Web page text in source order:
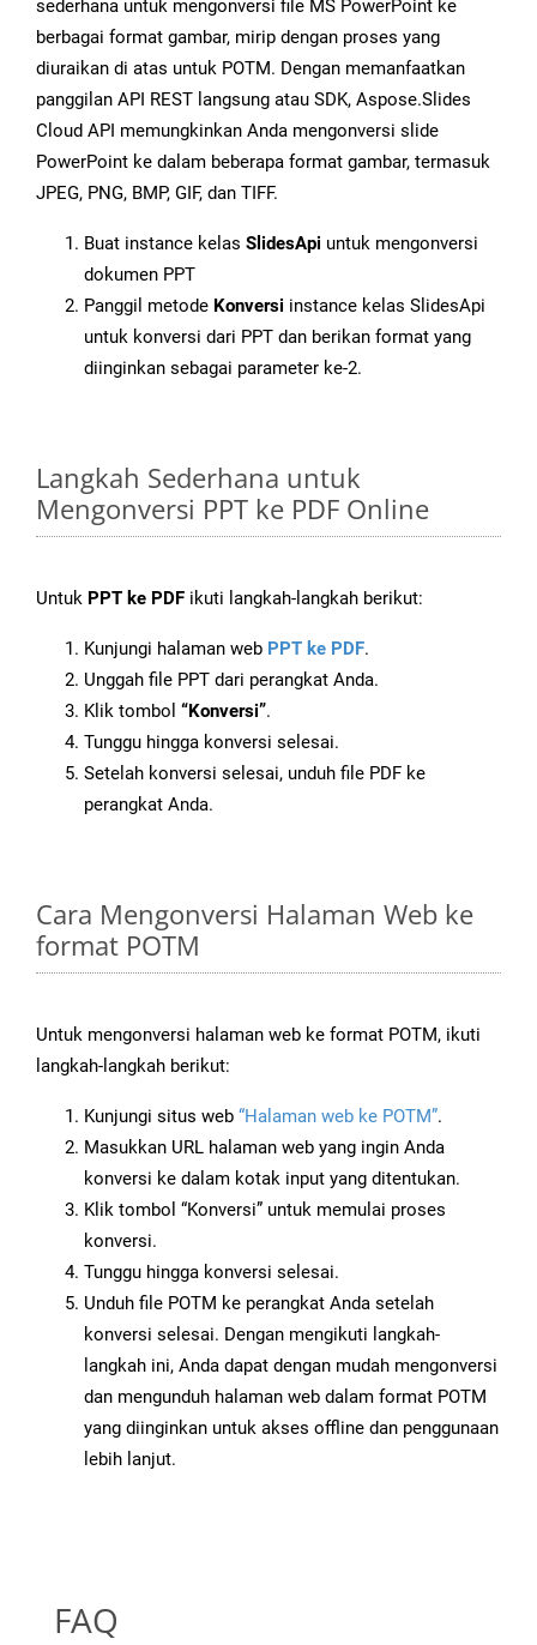
sederhana untuk mengonversi file MS PowerPoint ke
berbagai format gambar, mirip dengan proses yang
diuraikan di atas untuk POTM. Dengan memanfaatkan
panggilan API REST langsung atau SDK, Aspose.Slides
Cloud API memungkinkan Anda mengonversi slide
PowerPoint ke dalam beberapa format gambar, termasuk
JPEG, PNG, BMP, GIF, dan TIFF.
Buat instance kelas SlidesApi untuk mengonversi
dokumen PPT
Panggil metode Konversi instance kelas SlidesApi
untuk konversi dari PPT dan berikan format yang
diinginkan sebagai parameter ke-2.
Langkah Sederhana untuk
Mengonversi PPT ke PDF Online
Untuk PPT ke PDF ikuti langkah-langkah berikut:
Kunjungi halaman web PPT ke PDF.
Unggah file PPT dari perangkat Anda.
Klik tombol “Konversi”.
Tunggu hingga konversi selesai.
Setelah konversi selesai, unduh file PDF ke
perangkat Anda.
Cara Mengonversi Halaman Web ke
format POTM
Untuk mengonversi halaman web ke format POTM, ikuti
langkah-langkah berikut:
Kunjungi situs web “Halaman web ke POTM”.
Masukkan URL halaman web yang ingin Anda
konversi ke dalam kotak input yang ditentukan.
Klik tombol “Konversi” untuk memulai proses
konversi.
Tunggu hingga konversi selesai.
Unduh file POTM ke perangkat Anda setelah
konversi selesai. Dengan mengikuti langkah-
langkah ini, Anda dapat dengan mudah mengonversi
dan mengunduh halaman web dalam format POTM
yang diinginkan untuk akses offline dan penggunaan
lebih lanjut.
FAQ